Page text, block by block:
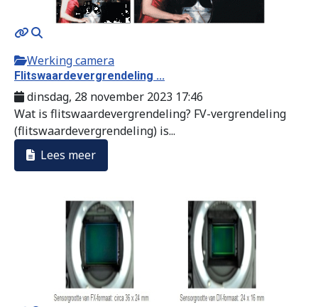
Werking camera
Flitswaardevergrendeling ...
dinsdag, 28 november 2023 17:46
Wat is flitswaardevergrendeling? FV-vergrendeling
(flitswaardevergrendeling) is...
Lees meer